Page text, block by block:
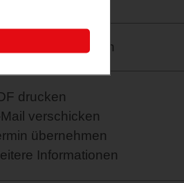
speichern
drucken
verschicken
übernehmen
Informationen